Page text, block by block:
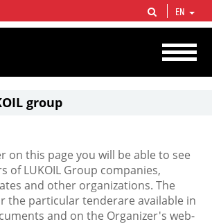
oil & gas vertical integrated companies in the world
crude production and circa 1% of proved hydrocarbon
EN
group
on this page you will be able to see
of LUKOIL Group companies,
and other organizations. The
the particular tenderare available in
and on the Organizer's web-